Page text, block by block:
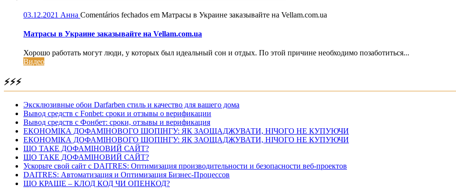
03.12.2021 Анна Comentários fechados em Матрасы в Украине заказывайте на Vellam.com.ua
Матрасы в Украине заказывайте на Vellam.com.ua
Хорошо работать могут люди, у которых был идеальный сон и отдых. По этой причине необходимо позаботиться...
Видео
⚡⚡⚡
Эксклюзивные обои Darfarben стиль и качество для вашего дома
Вывод средств с Fonbet: сроки и отзывы о верификации
Вывод средств с Фонбет: сроки, отзывы и верификация
ЕКОНОМІКА ДОФАМІНОВОГО ШОПІНГУ: ЯК ЗАОЩАДЖУВАТИ, НІЧОГО НЕ КУПУЮЧИ
ЕКОНОМІКА ДОФАМІНОВОГО ШОПІНГУ: ЯК ЗАОЩАДЖУВАТИ, НІЧОГО НЕ КУПУЮЧИ
ЩО ТАКЕ ДОФАМІНОВИЙ САЙТ?
ЩО ТАКЕ ДОФАМІНОВИЙ САЙТ?
Ускорьте свой сайт с DAITRES: Оптимизация производительности и безопасности веб-проектов
DAITRES: Автоматизация и Оптимизация Бизнес-Процессов
ЩО КРАЩЕ – КЛОД КОД ЧИ ОПЕНКОД?